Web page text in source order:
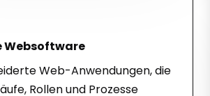
Websoftware
Web-Anwendungen, die
Rollen und Prozesse